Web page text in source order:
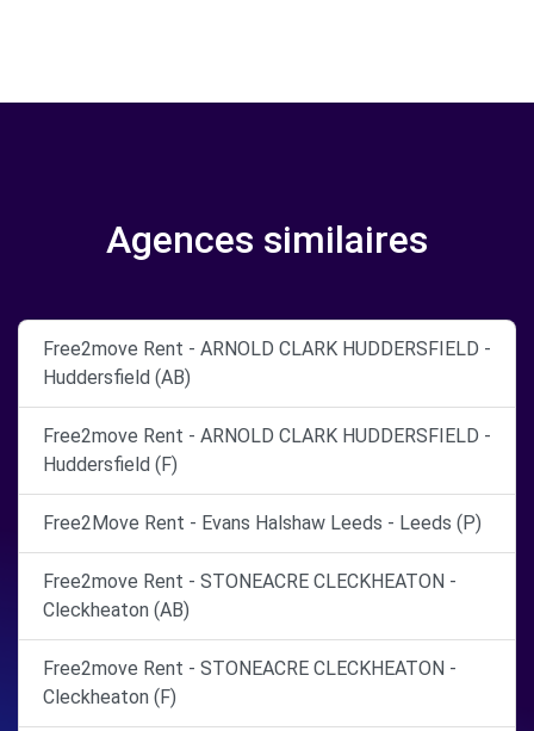
Agences similaires
Free2move Rent - ARNOLD CLARK HUDDERSFIELD -
Huddersfield (AB)
Free2move Rent - ARNOLD CLARK HUDDERSFIELD -
Huddersfield (F)
Free2Move Rent - Evans Halshaw Leeds - Leeds (P)
Free2move Rent - STONEACRE CLECKHEATON -
Cleckheaton (AB)
Free2move Rent - STONEACRE CLECKHEATON -
Cleckheaton (F)